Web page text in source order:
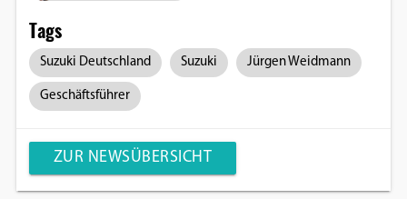
Tags
Suzuki Deutschland Suzuki Jürgen Weidmann
Geschäftsführer
ZUR NEWSÜBERSICHT
EXTERNE MEDIEN
Um Inhalte von Videoplattformen und
können, werden von diesen externen
Medien Cookies gesetzt.